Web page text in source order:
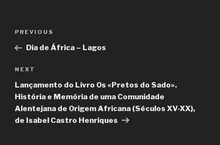
Post
navigation
Previous
Post
PREVIOUS
Dia de África – Lagos
Next
Post
NEXT
Lançamento do Livro Os «Pretos do Sado».
História e Memória de uma Comunidade
Alentejana de Origem Africana (Séculos XV-XX),
de Isabel Castro Henriques